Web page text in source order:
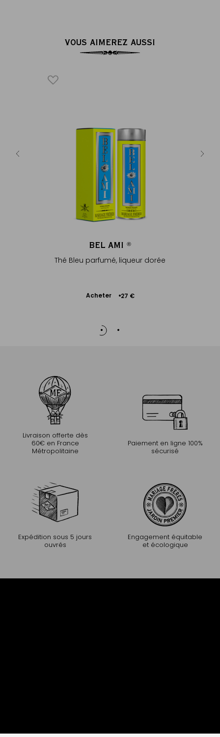
VOUS AIMEREZ AUSSI
BEL AMI ®
Thé Bleu parfumé, liqueur dorée
Acheter 27 €
Ajouter
Livraison offerte dès
60€ en France
Métropolitaine
Paiement en ligne 100%
sécurisé
Expédition sous 5 jours
ouvrés
Engagement équitable
et écologique